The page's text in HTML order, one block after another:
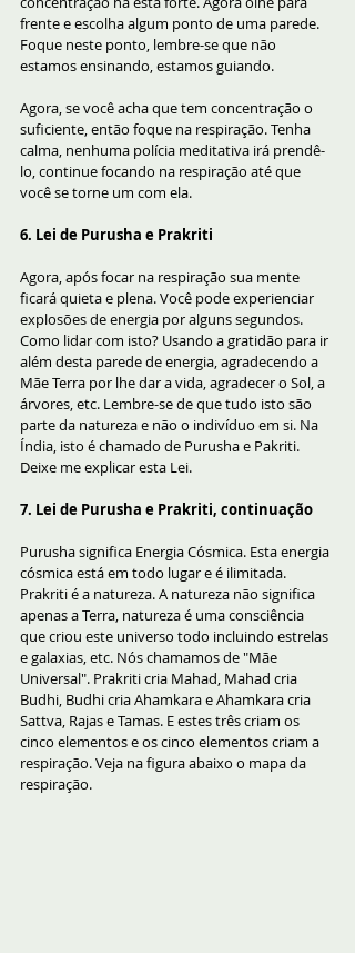
frente e escolha algum ponto de uma parede.
Foque neste ponto, lembre-se que não
estamos ensinando, estamos guiando.
Agora, se você acha que tem concentração o
suficiente, então foque na respiração. Tenha
calma, nenhuma polícia meditativa irá prendê-
lo, continue focando na respiração até que
você se torne um com ela.
6. Lei de Purusha e Prakriti
Agora, após focar na respiração sua mente
ficará quieta e plena. Você pode experienciar
explosões de energia por alguns segundos.
Como lidar com isto? Usando a gratidão para ir
além desta parede de energia, agradecendo a
Mãe Terra por lhe dar a vida, agradecer o Sol, a
árvores, etc. Lembre-se de que tudo isto são
parte da natureza e não o indivíduo em si. Na
Índia, isto é chamado de Purusha e Pakriti.
Deixe me explicar esta Lei.
7. Lei de Purusha e Prakriti, continuação
Purusha significa Energia Cósmica. Esta energia
cósmica está em todo lugar e é ilimitada.
Prakriti é a natureza. A natureza não significa
apenas a Terra, natureza é uma consciência
que criou este universo todo incluindo estrelas
e galaxias, etc. Nós chamamos de "Mãe
Universal". Prakriti cria Mahad, Mahad cria
Budhi, Budhi cria Ahamkara e Ahamkara cria
Sattva, Rajas e Tamas. E estes três criam os
cinco elementos e os cinco elementos criam a
respiração. Veja na figura abaixo o mapa da
respiração.